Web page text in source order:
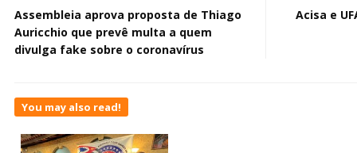
Assembleia aprova proposta de Thiago
Auricchio que prevê multa a quem
divulga fake sobre o coronavírus
Acisa e
You may also read!